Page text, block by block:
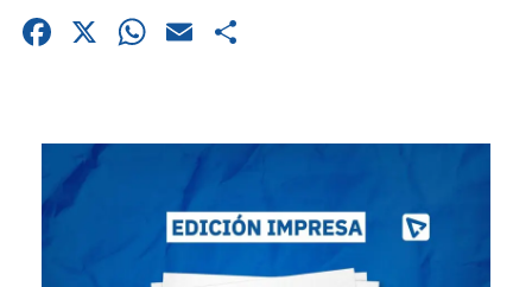
Facebook
X WhatsApp
Email